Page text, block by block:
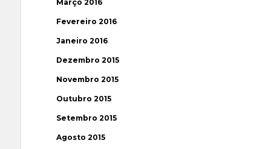
Março 2016
Fevereiro 2016
Janeiro 2016
Dezembro 2015
Novembro 2015
Outubro 2015
Setembro 2015
Agosto 2015